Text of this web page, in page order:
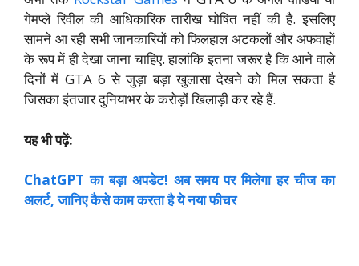
गेमप्ले रिवील की आधिकारिक तारीख घोषित नहीं की है. इसलिए
सामने आ रही सभी जानकारियों को फिलहाल अटकलों और अफवाहों
के रूप में ही देखा जाना चाहिए. हालांकि इतना जरूर है कि आने वाले
दिनों में GTA 6 से जुड़ा बड़ा खुलासा देखने को मिल सकता है
जिसका इंतजार दुनियाभर के करोड़ों खिलाड़ी कर रहे हैं.
यह भी पढ़ें:
ChatGPT का बड़ा अपडेट! अब समय पर मिलेगा हर चीज का
अलर्ट, जानिए कैसे काम करता है ये नया फीचर